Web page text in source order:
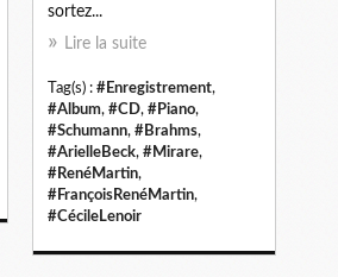
sortez...
Lire la suite
Tag(s) : #Enregistrement,
#Album, #CD, #Piano,
#Schumann, #Brahms,
#ArielleBeck, #Mirare,
#RenéMartin,
#FrançoisRenéMartin,
#CécileLenoir